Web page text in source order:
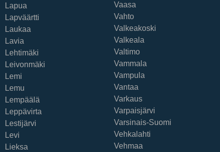
Lapua
Lapväärtti
Laukaa
Lavia
Lehtimäki
Leivonmäki
Lemi
Lemu
Lempäälä
Leppävirta
Lestijärvi
Levi
Lieksa
Vaasa
Vahto
Valkeakoski
Valkeala
Valtimo
Vammala
Vampula
Vantaa
Varkaus
Varpaisjärvi
Varsinais-Suomi
Vehkalahti
Vehmaa